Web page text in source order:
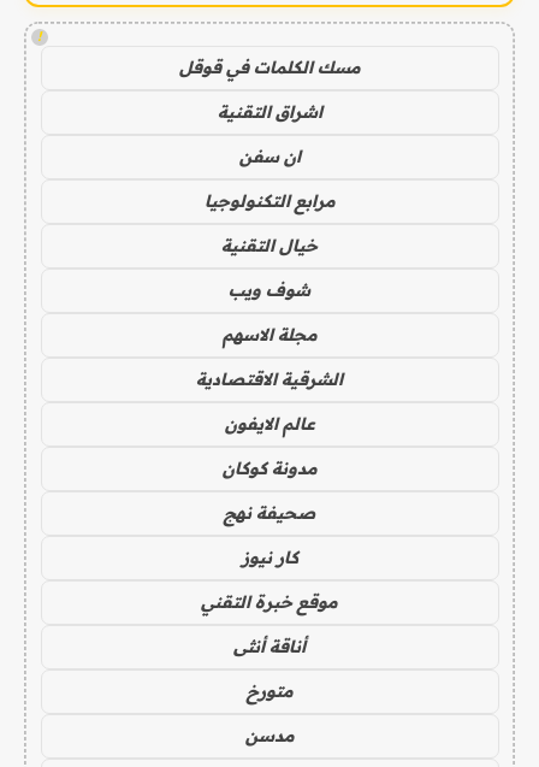
!
مسك الكلمات في قوقل
اشراق التقنية
ان سفن
مرابع التكنولوجيا
خيال التقنية
شوف ويب
مجلة الاسهم
الشرقية الاقتصادية
عالم الايفون
مدونة كوكان
صحيفة نهج
كار نيوز
موقع خبرة التقني
أناقة أنثى
متورخ
مدسن